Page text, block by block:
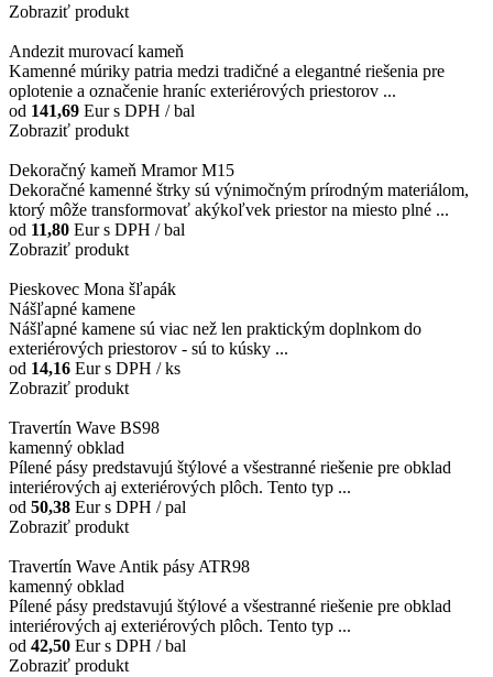
Zobraziť produkt
Andezit murovací kameň
Kamenné múriky patria medzi tradičné a elegantné riešenia pre
oplotenie a označenie hraníc exteriérových priestorov ...
od 141,69 Eurs DPH / bal
Zobraziť produkt
Dekoračný kameň Mramor M15
Dekoračné kamenné štrky sú výnimočným prírodným materiálom,
ktorý môže transformovať akýkoľvek priestor na miesto plné ...
od 11,80 Eurs DPH / bal
Zobraziť produkt
Pieskovec Mona šľapák
Nášľapné kamene
Nášľapné kamene sú viac než len praktickým doplnkom do
exteriérových priestorov - sú to kúsky ...
od 14,16 Eurs DPH / ks
Zobraziť produkt
Travertín Wave BS98
kamenný obklad
Pílené pásy predstavujú štýlové a všestranné riešenie pre obklad
interiérových aj exteriérových plôch. Tento typ ...
od 50,38 Eurs DPH / pal
Zobraziť produkt
Travertín Wave Antik pásy ATR98
kamenný obklad
Pílené pásy predstavujú štýlové a všestranné riešenie pre obklad
interiérových aj exteriérových plôch. Tento typ ...
od 42,50 Eurs DPH / bal
Zobraziť produkt